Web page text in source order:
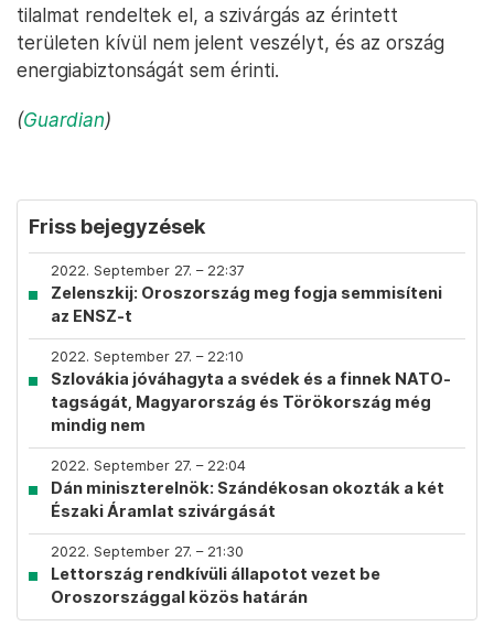
tilalmat rendeltek el, a szivárgás az érintett
területen kívül nem jelent veszélyt, és az ország
energiabiztonságát sem érinti.
(Guardian)
Friss bejegyzések
2022. September 27. – 22:37
Zelenszkij: Oroszország meg fogja semmisíteni
az ENSZ-t
2022. September 27. – 22:10
Szlovákia jóváhagyta a svédek és a finnek NATO-
tagságát, Magyarország és Törökország még
mindig nem
2022. September 27. – 22:04
Dán miniszterelnök: Szándékosan okozták a két
Északi Áramlat szivárgását
2022. September 27. – 21:30
Lettország rendkívüli állapotot vezet be
Oroszországgal közös határán